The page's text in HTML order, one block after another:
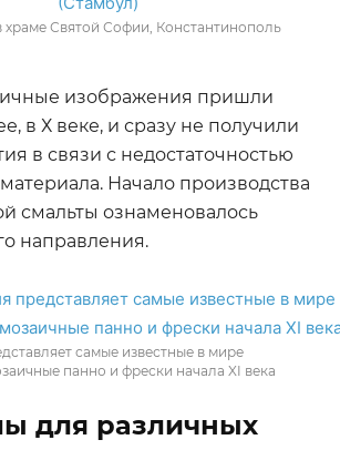
храме Святой Софии, Константинополь
изображения пришли
в Х веке, и сразу не получили
в связи с недостаточностью
Начало производства
смальты ознаменовалось
направления.
самые известные в мире
панно и фрески начала XI века
для различных